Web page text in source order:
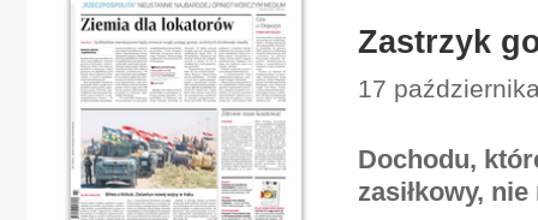
Zastrzyk
17
Dochodu,
zasiłkowy,